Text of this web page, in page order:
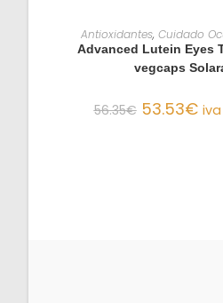
AÑADIR AL
Antioxidantes, Cuidado
Advanced Lutein Eyes
vegcaps
56.35€ 53.53€